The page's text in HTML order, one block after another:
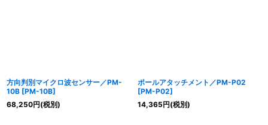
方向判別マイクロ波センサー／PM-
10B [PM-10B]
68,250円(税別)
ポールアタッチメント／PM-P02
[PM-P02]
14,365円(税別)